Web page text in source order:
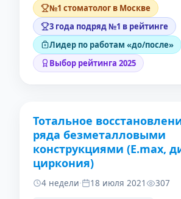
№1 стоматолог в Москве
3 года подряд №1 в рейтинге
Лидер по работам «до/после»
Выбор рейтинга 2025
ДО
Тотальное
ряда безметалловыми
конструкциями (E.max,
циркония)
4 недели· 18 июля 2021 307